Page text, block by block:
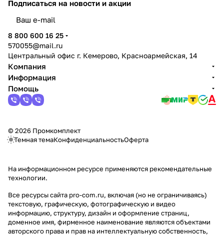
Подписаться на новости и акции
8 800 600 16 25
570055@mail.ru
Центральный офис г. Кемерово, Красноармейская, 14
Компания
Информация
Помощь
© 2026 Промкомплект
Темная темаКонфиденциальностьОферта
На информационном ресурсе применяются рекомендательные
технологии.
Все ресурсы сайта pro-com.ru, включая (но не ограничиваясь)
текстовую, графическую, фотографическую и видео
информацию, структуру, дизайн и оформление страниц,
доменное имя, фирменное наименование являются объектами
авторского права и прав на интеллектуальную собственность,